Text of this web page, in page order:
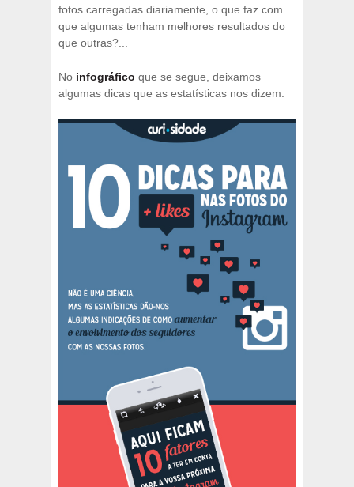
fotos carregadas diariamente, o que faz com
que algumas tenham melhores resultados do
que outras?...
No infográfico que se segue, deixamos
algumas dicas que as estatísticas nos dizem.